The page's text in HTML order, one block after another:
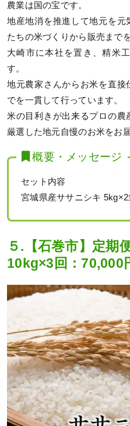
農業は国の宝です。
地産地消を推進して地元を元
たちの米づくりから販売まで
大崎市に本社を置き、精米
す。
地元農家さんからお米を直接
でを一貫して行っています。
米の目利きが出来るプロの
厳選した地元自慢のお米をお
概要・メッセージ
セット内容
宮城県産ササニシキ 5kg×2
５.【石巻市】定期
10kg×3回：70,000